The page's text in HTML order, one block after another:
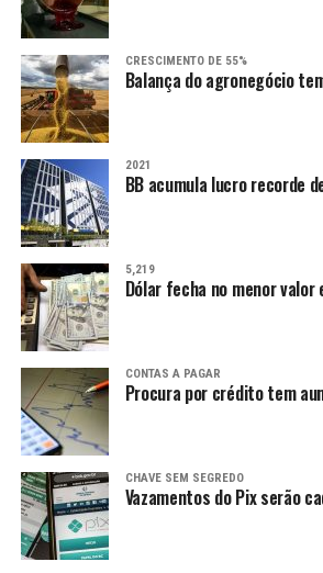
CRESCIMENTO DE 55%
Balança do agronegócio
2021
BB acumula lucro recorde
5,219
Dólar fecha no menor valor
CONTAS A PAGAR
Procura por crédito tem
CHAVE SEM SEGREDO
Vazamentos do Pix serão